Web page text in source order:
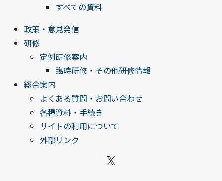
すべての資料
政策・意見発信
研修
定例研修案内
臨時研修・その他研修情報
総合案内
よくある質問・お問い合わせ
各種資料・手続き
サイトの利用について
外部リンク
X